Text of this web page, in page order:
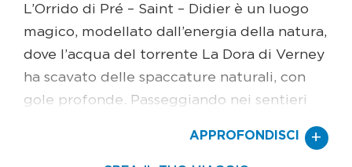
L’Orrido di Pré – Saint – Didier è un luogo
magico, modellato dall’energia della natura,
dove l’acqua del torrente La Dora di Verney
ha scavato delle spaccature naturali, con
gole profonde. Passeggiando nei sentieri
del bosco, per circa mezz’ora, si raggiunge
APPROFONDISCI +